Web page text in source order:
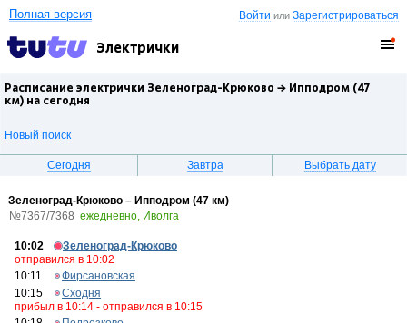
Войти илиЗарегистрироваться
Полная версия
Электрички
Расписание электрички Зеленоград-Крюково → Ипподром (47
км) на сегодня
Новый поиск
Сегодня Завтра Выбрать дату
Зеленоград-Крюково – Ипподром (47 км)
№7367/7368 ежедневно, Иволга
10:02
Зеленоград-Крюково
отправился в 10:02
10:11
Фирсановская
10:15
Сходня
прибыл в 10:14 - отправился в 10:15